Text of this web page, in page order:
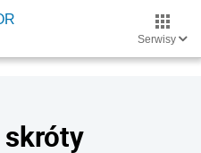
Serwisy